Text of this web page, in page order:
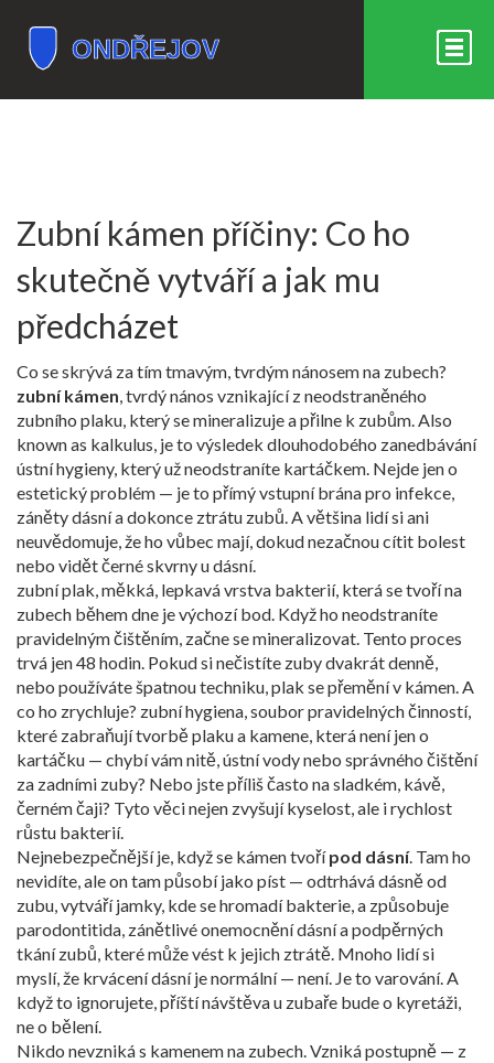
Zubní kámen příčiny: Co ho
skutečně vytváří a jak mu
předcházet
Co se skrývá za tím tmavým, tvrdým nánosem na zubech?
zubní kámen,tvrdý nános vznikající z neodstraněného
zubního plaku, který se mineralizuje a přilne k zubům. Also
known as kalkulus, je to výsledek dlouhodobého zanedbávání
ústní hygieny, který už neodstraníte kartáčkem. Nejde jen o
estetický problém — je to přímý vstupní brána pro infekce,
záněty dásní a dokonce ztrátu zubů. A většina lidí si ani
neuvědomuje, že ho vůbec mají, dokud nezačnou cítit bolest
nebo vidět černé skvrny u dásní.
zubní plak,měkká, lepkavá vrstva bakterií, která se tvoří na
zubech během dne je výchozí bod. Když ho neodstraníte
pravidelným čištěním, začne se mineralizovat. Tento proces
trvá jen 48 hodin. Pokud si nečistíte zuby dvakrát denně,
nebo používáte špatnou techniku, plak se přemění v kámen. A
co ho zrychluje? zubní hygiena,soubor pravidelných činností,
které zabraňují tvorbě plaku a kamene, která není jen o
kartáčku — chybí vám nitě, ústní vody nebo správného čištění
za zadními zuby? Nebo jste příliš často na sladkém, kávě,
černém čaji? Tyto věci nejen zvyšují kyselost, ale i rychlost
růstu bakterií.
Nejnebezpečnější je, když se kámen tvořípod dásní. Tam ho
nevidíte, ale on tam působí jako píst — odtrhává dásně od
zubu, vytváří jamky, kde se hromadí bakterie, a způsobuje
parodontitida, zánětlivé onemocnění dásní a podpěrných
tkání zubů, které může vést k jejich ztrátě. Mnoho lidí si
myslí, že krvácení dásní je normální — není. Je to varování. A
když to ignorujete, příští návštěva u zubaře bude o kyretáži,
ne o bělení.
Nikdo nevzniká s kamenem na zubech. Vzniká postupně — z